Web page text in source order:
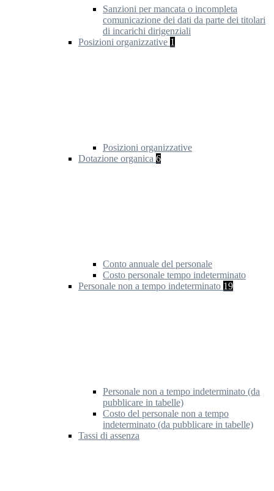
Sanzioni per mancata o incompleta
comunicazione dei dati da parte dei titolari
di incarichi dirigenziali
Posizioni organizzative 1
Posizioni organizzative
Dotazione organica 6
Conto annuale del personale
Costo personale tempo indeterminato
Personale non a tempo indeterminato 19
Personale non a tempo indeterminato (da
pubblicare in tabelle)
Costo del personale non a tempo
indeterminato (da pubblicare in tabelle)
Tassi di assenza